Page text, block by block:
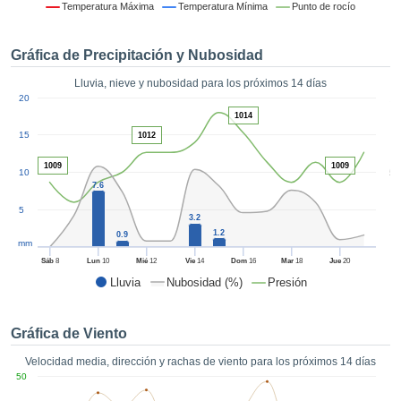
nuestra
a la
ya sean
nuestros
así como
un perfil
para
CONFIGURACIÓN
Temperatura Máxima Temperatura Mínima Punto de rocío
Gráfica de Precipitación y Nubosidad
Lluvia, nieve y nubosidad para los próximos 14 días
Lluvia Nubosidad (%) Presión
50
Sáb8 Lun 10 Mié 12 Vie 14 Dom16 Mar18 Jue 20
5
10
15
20
mm
7.6
0.9
3.2
1.2
1009
1012
1014
1009
Gráfica de Viento
Velocidad media, dirección y rachas de viento para los próximos 14 días
50